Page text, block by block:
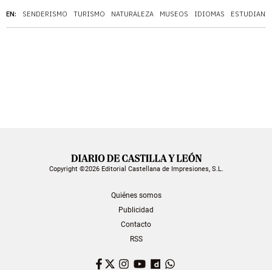
EN: SENDERISMO TURISMO NATURALEZA MUSEOS IDIOMAS
Copyright ©2026 Editorial Castellana de Impresiones, S.L.
Quiénes somos
Publicidad
Contacto
RSS
Facebook
TwitterInstagram
YouTubeDailymotion